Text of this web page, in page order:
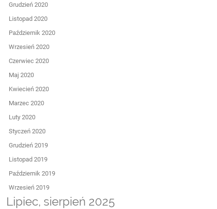
Grudzień 2020
Listopad 2020
Październik 2020
Wrzesień 2020
Czerwiec 2020
Maj 2020
Kwiecień 2020
Marzec 2020
Luty 2020
Styczeń 2020
Grudzień 2019
Listopad 2019
Październik 2019
Wrzesień 2019
Lipiec, sierpień 2025